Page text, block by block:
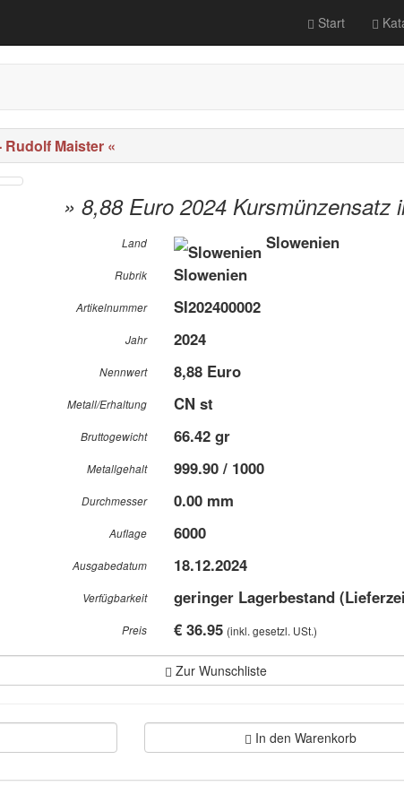
Start
Rudolf Maister «
» 8,88 Euro 2024 Kursmünzensatz
Land Slowenien
Rubrik Slowenien
Artikelnummer SI202400002
Jahr 2024
Nennwert 8,88 Euro
Metall/Erhaltung CN st
Bruttogewicht 66.42 gr
Metallgehalt 999.90 / 1000
Durchmesser 0.00 mm
Auflage 6000
Ausgabedatum 18.12.2024
Verfügbarkeit geringer Lagerbestand
Preis € 36.95 (inkl. gesetzl. USt.)
Zur Wunschliste
In den Warenkorb